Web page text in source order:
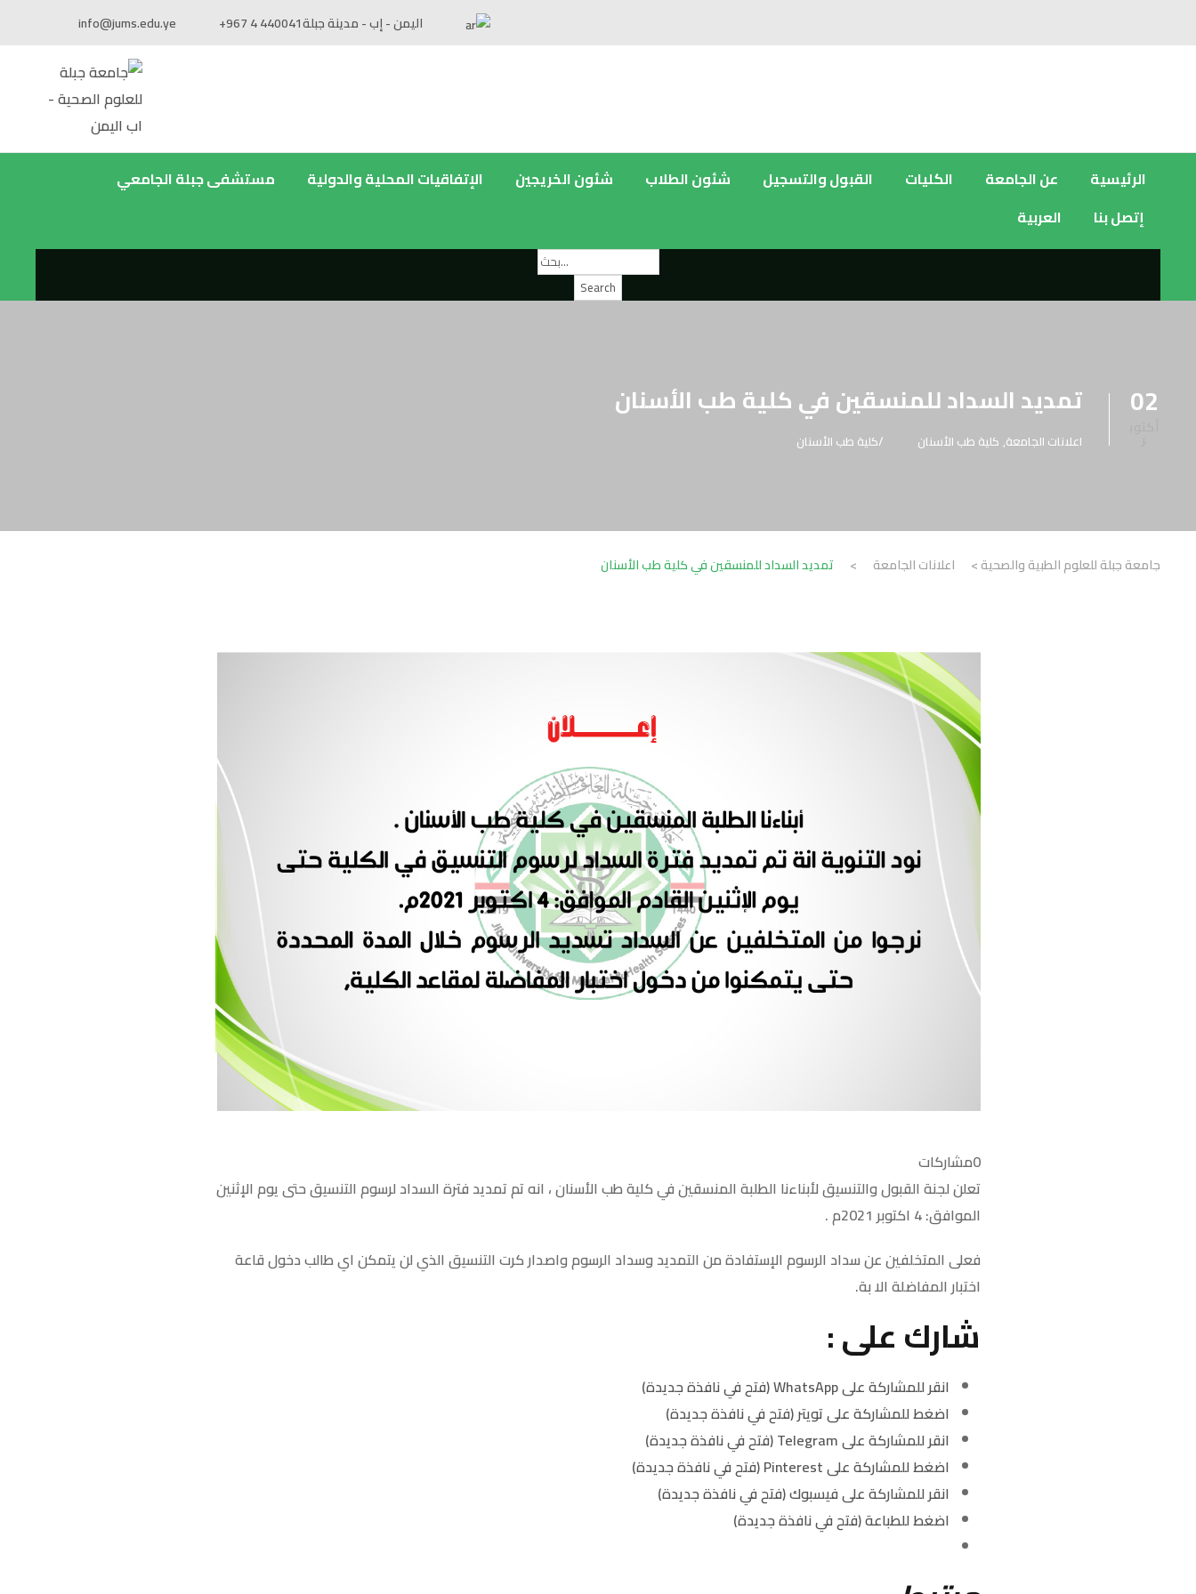
اليمن - إب - مدينة جبلة info@jums.edu.ye +967 4 440041
الرئيسية عن الجامعة الكليات القبول والتسجيل شئون الطلاب شئون الخريجين الإتفاقيات المحلية والدولية
مستشفى جبلة الجامعي
إتصل بنا
العربية
02 تمديد السداد للمنسقين في كلية طب الأسنان
اعلانات الجامعة, كلية طب الأسنان كلية طب الأسنان
جامعة جبلة للعلوم الطبية والصحية> اعلانات الجامعة > تمديد السداد للمنسقين في كلية طب الأسنان
0مشاركات
تعلن لجنة القبول والتنسيق لأبناءنا الطلبة المنسقين في كلية طب الأسنان ، انه تم تمديد فترة السداد لرسوم التنسيق حتى يوم الإثنين
الموافق: 4 اكتوبر 2021م .
فعلى المتخلفين عن سداد الرسوم الإستفادة من التمديد وسداد الرسوم واصدار كرت التنسيق الذي لن يتمكن اي طالب دخول قاعة
اختبار المفاضلة الا بة.
شارك على :
انقر للمشاركة على WhatsApp (فتح في نافذة جديدة)
اضغط للمشاركة على تويتر (فتح في نافذة جديدة)
انقر للمشاركة على Telegram (فتح في نافذة جديدة)
اضغط للمشاركة على Pinterest (فتح في نافذة جديدة)
انقر للمشاركة على فيسبوك (فتح في نافذة جديدة)
اضغط للطباعة (فتح في نافذة جديدة)